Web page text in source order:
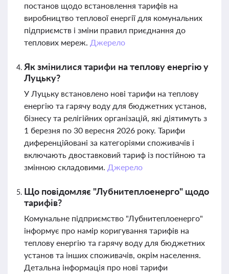
постанов щодо встановлення тарифів на
виробництво теплової енергії для комунальних
підприємств і зміни правил приєднання до
теплових мереж. Джерело
Як змінилися тарифи на теплову енергію у
Луцьку?
У Луцьку встановлено нові тарифи на теплову
енергію та гарячу воду для бюджетних установ,
бізнесу та релігійних організацій, які діятимуть з
1 березня по 30 вересня 2026 року. Тарифи
диференційовані за категоріями споживачів і
включають двоставковий тариф із постійною та
змінною складовими. Джерело
Що повідомляє "Лубнитеплоенерго" щодо
тарифів?
Комунальне підприємство "Лубнитеплоенерго"
інформує про намір коригування тарифів на
теплову енергію та гарячу воду для бюджетних
установ та інших споживачів, окрім населення.
Детальна інформація про нові тарифи